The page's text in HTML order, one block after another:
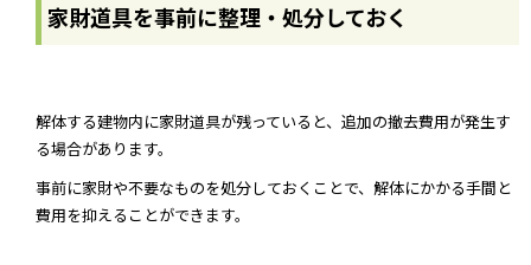
家財道具を事前に整理・処分しておく
解体する建物内に家財道具が残っていると、追加の撤去費用が発生す
る場合があります。
事前に家財や不要なものを処分しておくことで、解体にかかる手間と
費用を抑えることができます。